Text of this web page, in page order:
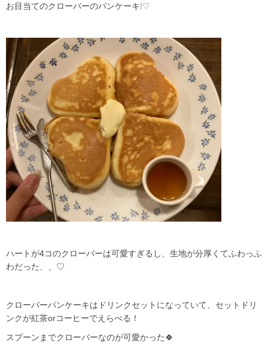
お目当てのクローバーのパンケーキ❕♡
ハートが4コのクローバーは可愛すぎるし、生地が分厚くてふわっふ
わだった、、♡
クローバーパンケーキはドリンクセットになっていて、セットドリ
ンクが紅茶orコーヒーでえらべる！
スプーンまでクローバーなのが可愛かった🍀